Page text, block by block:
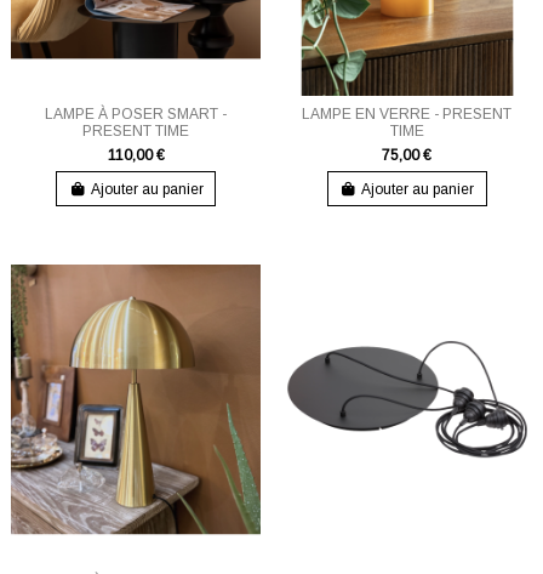
LAMPE À POSER SMART -
PRESENT TIME
110,00 €
Ajouter au panier
LAMPE EN VERRE - PRESENT
TIME
75,00 €
Ajouter au panier